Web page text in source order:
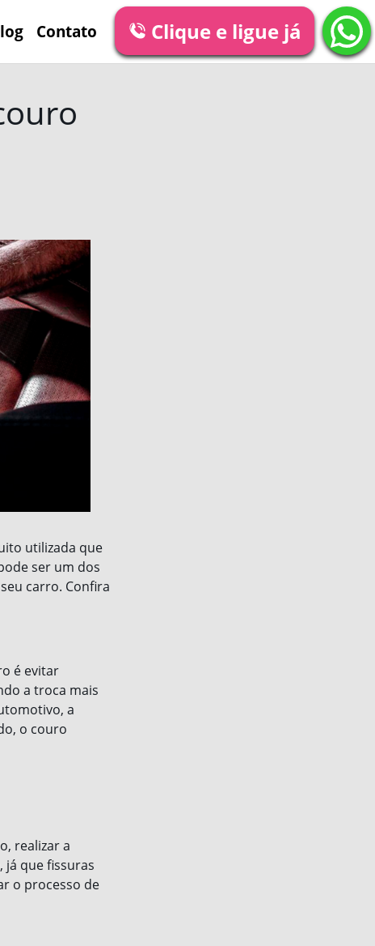
Contato Clique e ligue já
utilizada que
ser um dos
carro. Confira
é evitar
a troca mais
a
o couro
realizar a
que fissuras
o processo de